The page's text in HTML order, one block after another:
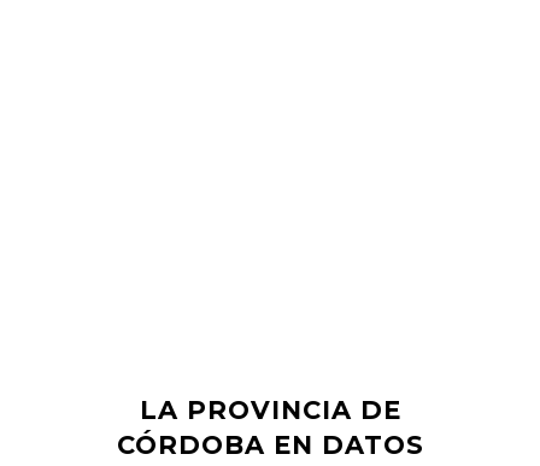
LA PROVINCIA DE
CÓRDOBA EN DATOS